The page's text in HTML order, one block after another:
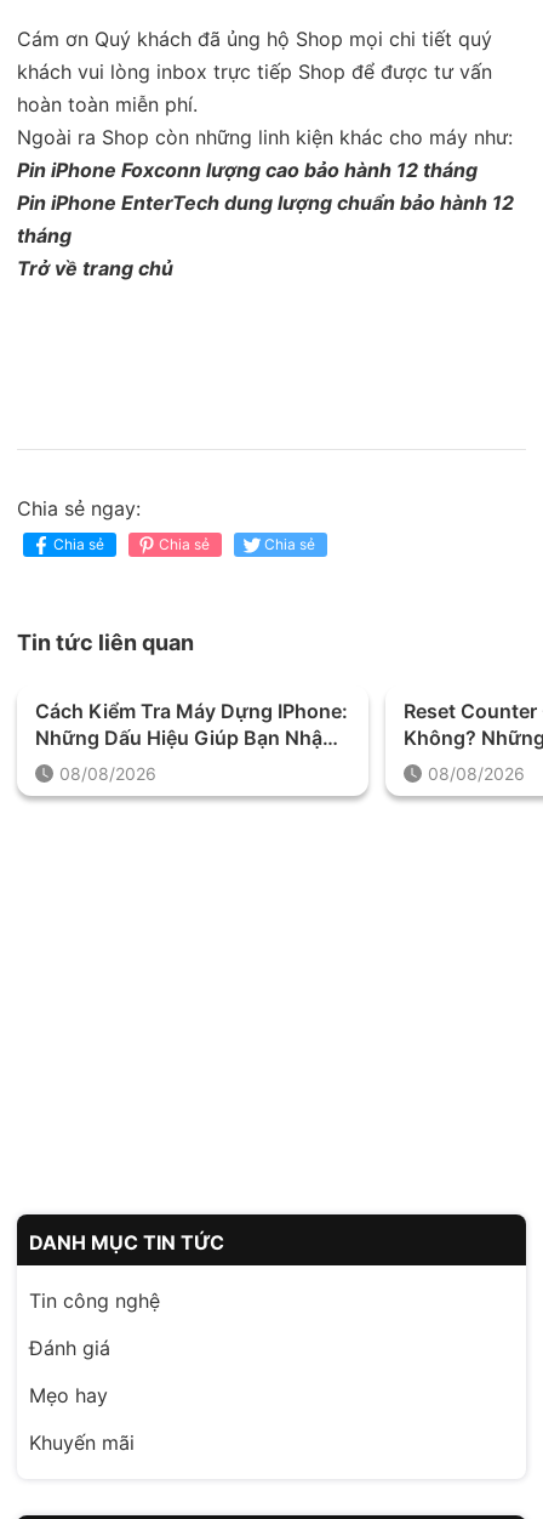
Cám ơn Quý khách đã ủng hộ Shop mọi chi tiết quý
khách vui lòng inbox trực tiếp Shop để được tư vấn
hoàn toàn miễn phí.
Ngoài ra Shop còn những linh kiện khác cho máy như:
Pin iPhone Foxconn lượng cao bảo hành 12 tháng
Pin iPhone EnterTech dung lượng chuẩn bảo hành 12
tháng
Trở về trang chủ
Chia sẻ ngay:
Chia sẻ Chia sẻ Chia sẻ
Tin tức liên quan
Cách Kiểm Tra Máy Dựng IPhone:
Những Dấu Hiệu Giúp Bạn Nhận
Biết Chính Xác
08/08/2026
Reset
Không?
Trước Khi
08/08/2026
DANH MỤC TIN TỨC
Tin công nghệ
Đánh giá
Mẹo hay
Khuyến mãi